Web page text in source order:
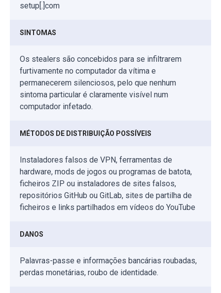
setup[.]com
SINTOMAS
Os stealers são concebidos para se infiltrarem
furtivamente no computador da vítima e
permanecerem silenciosos, pelo que nenhum
sintoma particular é claramente visível num
computador infetado.
MÉTODOS DE DISTRIBUIÇÃO POSSÍVEIS
Instaladores falsos de VPN, ferramentas de
hardware, mods de jogos ou programas de batota,
ficheiros ZIP ou instaladores de sites falsos,
repositórios GitHub ou GitLab, sites de partilha de
ficheiros e links partilhados em vídeos do YouTube
DANOS
Palavras-passe e informações bancárias roubadas,
perdas monetárias, roubo de identidade.